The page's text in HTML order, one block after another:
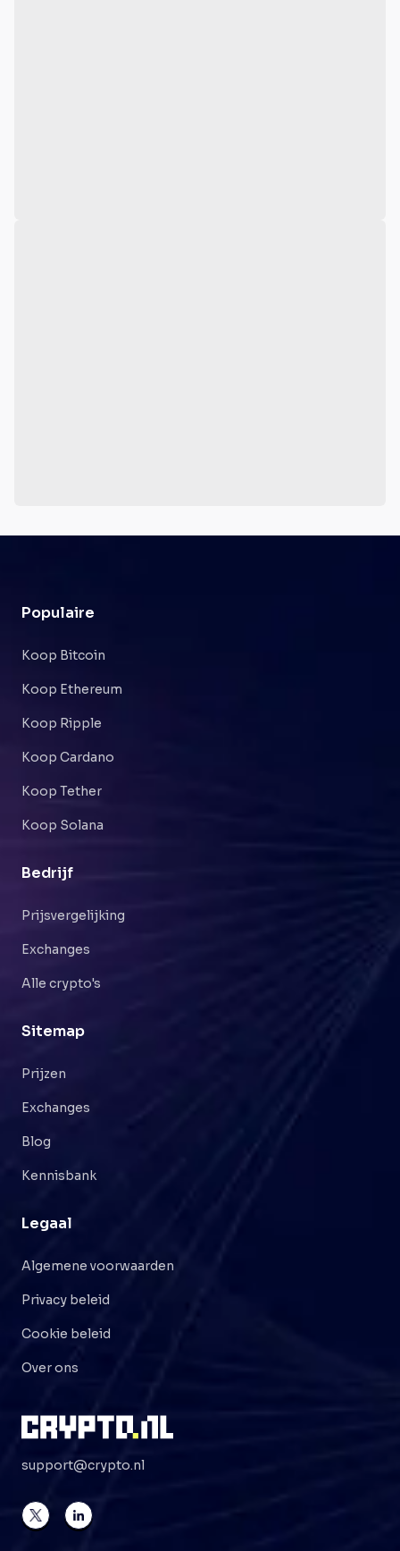
Populaire
Koop Bitcoin
Koop Ethereum
Koop Ripple
Koop Cardano
Koop Tether
Koop Solana
Bedrijf
Prijsvergelijking
Exchanges
Alle crypto's
Sitemap
Prijzen
Exchanges
Blog
Kennisbank
Legaal
Algemene voorwaarden
Privacy beleid
Cookie beleid
Over ons
support@crypto.nl